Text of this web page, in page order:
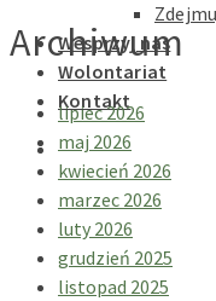
Wesprzyj nas
Wolontariat
Kontakt
Archiwum
lipiec 2026
maj 2026
kwiecień 2026
marzec 2026
luty 2026
grudzień 2025
listopad 2025